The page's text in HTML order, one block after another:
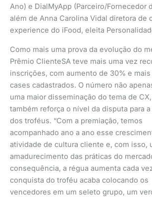
Ano) e DialMyApp (Parceiro/Fornecedor
além de Anna Carolina Vidal diretora de
experience do iFood, eleita
Como mais uma prova da evolução do
Prêmio ClienteSA teve mais uma vez
inscrições, com aumento de 30% e
cases cadastrados. O número não
uma maior disseminação do tema de
também reforça o nível da disputa para
dos troféus. “Com a premiação, temos
acompanhado ano a ano esse
atividade de cultura cliente e, com isso,
amadurecimento das práticas do
consequência, a régua aumenta cada
conquista do troféu acaba colocando os
vencedores em um seleto grupo, um